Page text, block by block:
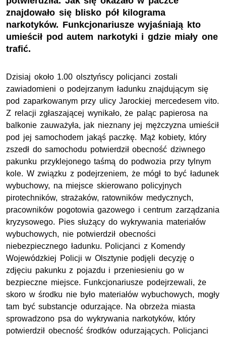
znajdowało się blisko pół kilograma
narkotyków. Funkcjonariusze wyjaśniają kto
umieścił pod autem narkotyki i gdzie miały one
trafić.
Dzisiaj około 1.00 olsztyńscy policjanci zostali
zawiadomieni o podejrzanym ładunku znajdującym się
pod zaparkowanym przy ulicy Jarockiej mercedesem vito.
Z relacji zgłaszającej wynikało, że paląc papierosa na
balkonie zauważyła, jak nieznany jej mężczyzna umieścił
pod jej samochodem jakąś paczkę. Mąż kobiety, który
zszedł do samochodu potwierdził obecność dziwnego
pakunku przyklejonego taśmą do podwozia przy tylnym
kole. W związku z podejrzeniem, że mógł to być ładunek
wybuchowy, na miejsce skierowano policyjnych
pirotechników, strażaków, ratowników medycznych,
pracowników pogotowia gazowego i centrum zarządzania
kryzysowego. Pies służący do wykrywania materiałów
wybuchowych, nie potwierdził obecności
niebezpiecznego ładunku. Policjanci z Komendy
Wojewódzkiej Policji w Olsztynie podjęli decyzję o
zdjęciu pakunku z pojazdu i przeniesieniu go w
bezpieczne miejsce. Funkcjonariusze podejrzewali, że
skoro w środku nie było materiałów wybuchowych, mogły
tam być substancje odurzające. Na obrzeża miasta
sprowadzono psa do wykrywania narkotyków, który
potwierdził obecność środków odurzających. Policjanci